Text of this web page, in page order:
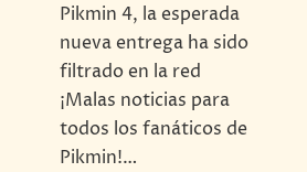
Pikmin 4, la esperada
nueva entrega ha sido
filtrado en la red
¡Malas noticias para
todos los fanáticos de
Pikmin!…